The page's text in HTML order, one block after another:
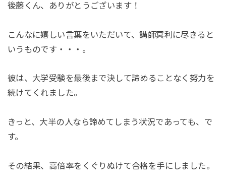
後藤くん、ありがとうございます！
こんなに嬉しい言葉をいただいて、講師冥利に尽きると
いうものです・・・。
彼は、大学受験を最後まで決して諦めることなく努力を
続けてくれました。
きっと、大半の人なら諦めてしまう状況であっても、で
す。
その結果、高倍率をくぐりぬけて合格を手にしました。